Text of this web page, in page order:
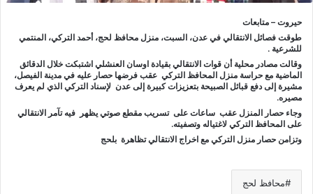
حيروت – متابعات
طوقت فصائل الانتقالي في عدن، السبت، منزل محافظ لحج، أحمد التركي، المنتمي
للشرعية .
وقالت مصادر محلية أن قوات الانتقالي بقيادة اوسان العنشلي اشتبكت خلال الدقائق
الماضية مع حراسة منزل المحافظ التركي عقب فرضها حصار عليه في مدينة الفيصل،
مشيرة إلى دفع قبائل الصبيحة بتعزيزات كبيرة إلى عدن لإسناد التركي الذي لم يعرف
مصيره.
وجاء حصار المنزل عقب ساعات على تسريب مقطع صوتي يظهر فيه تآمر الانتقالي
على المحافظ التركي لاغتياله وتصفيته.
وتزامن حصار منزل التركي مع اخراج الانتقالي تظاهرة بلحج
محافظ لحج